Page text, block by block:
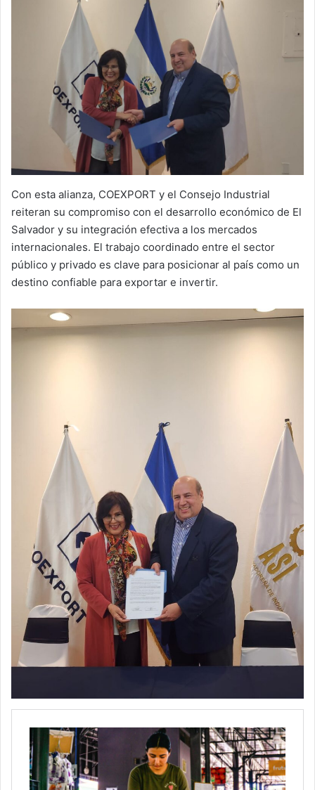
Con esta alianza, COEXPORT y el Consejo Industrial
reiteran su compromiso con el desarrollo económico de El
Salvador y su integración efectiva a los mercados
internacionales. El trabajo coordinado entre el sector
público y privado es clave para posicionar al país como un
destino confiable para exportar e invertir.